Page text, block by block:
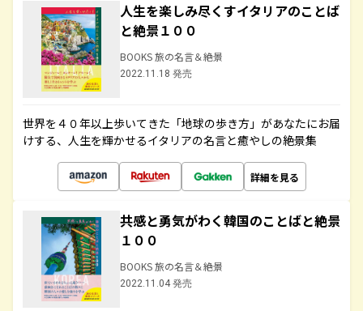
人生を楽しみ尽くすイタリアのことば
と絶景１００
BOOKS 旅の名言＆絶景
2022.11.18 発売
世界を４０年以上歩いてきた「地球の歩き方」があなたにお届
けする、人生を輝かせるイタリアの名言と癒やしの絶景集
詳細を見る
共感と勇気がわく韓国のことばと絶景
１００
BOOKS 旅の名言＆絶景
2022.11.04 発売